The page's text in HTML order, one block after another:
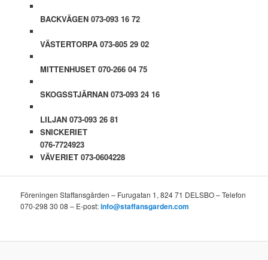
BACKVÄGEN 073-093 16 72
VÄSTERTORPA 073-805 29 02
MITTENHUSET 070-266 04 75
SKOGSSTJÄRNAN 073-093 24 16
LILJAN 073-093 26 81
SNICKERIET
076-7724923
VÄVERIET 073-0604228
Föreningen Staffansgården – Furugatan 1, 824 71 DELSBO – Telefon
070-298 30 08 – E-post:info@staffansgarden.com